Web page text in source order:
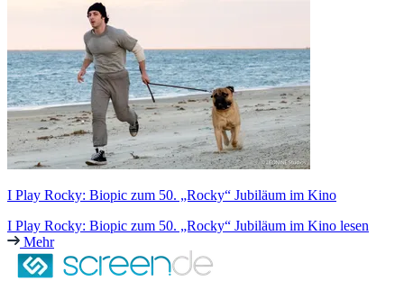
I Play Rocky: Biopic zum 50. „Rocky“ Jubiläum im Kino
I Play Rocky: Biopic zum 50. „Rocky“ Jubiläum im Kino lesen
Mehr